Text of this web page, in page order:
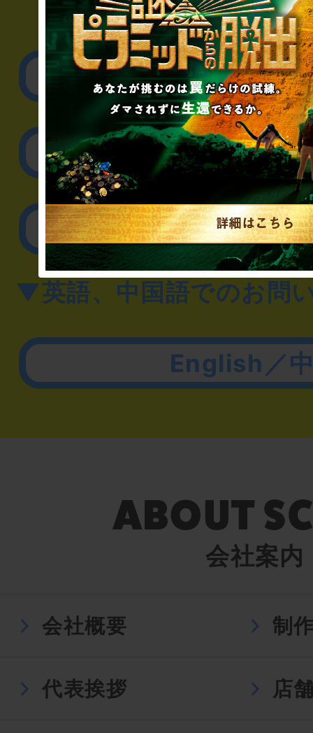
▼企業／法人の方
リアル脱出ゲーム制作
取材に関するお
その他のご相談／
▼英語、中国語でのお問
English／
会社案内
会社概要 制
代表挨拶 店